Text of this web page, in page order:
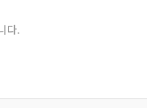
다.